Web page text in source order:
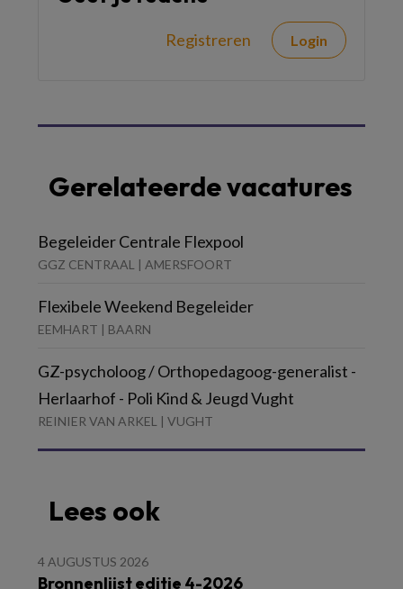
Registreren Login
Gerelateerde vacatures
Begeleider Centrale Flexpool
GGZ CENTRAAL | AMERSFOORT
Flexibele Weekend Begeleider
EEMHART | BAARN
GZ-psycholoog / Orthopedagoog-generalist -
Herlaarhof - Poli Kind & Jeugd Vught
REINIER VAN ARKEL | VUGHT
Lees ook
4 AUGUSTUS 2026
Bronnenlijst editie 4-2026